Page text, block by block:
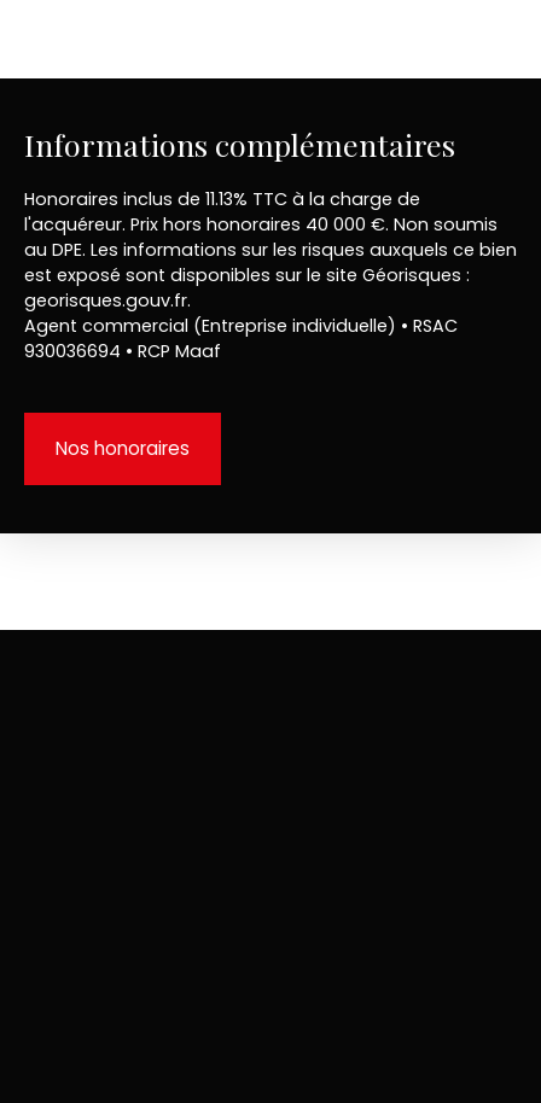
Informations complémentaires
Honoraires inclus de 11.13% TTC à la charge de
l'acquéreur. Prix hors honoraires 40 000 €. Non soumis
au DPE. Les informations sur les risques auxquels ce bien
est exposé sont disponibles sur le site Géorisques :
georisques.gouv.fr.
Agent commercial (Entreprise individuelle) • RSAC
930036694 • RCP Maaf
Nos honoraires